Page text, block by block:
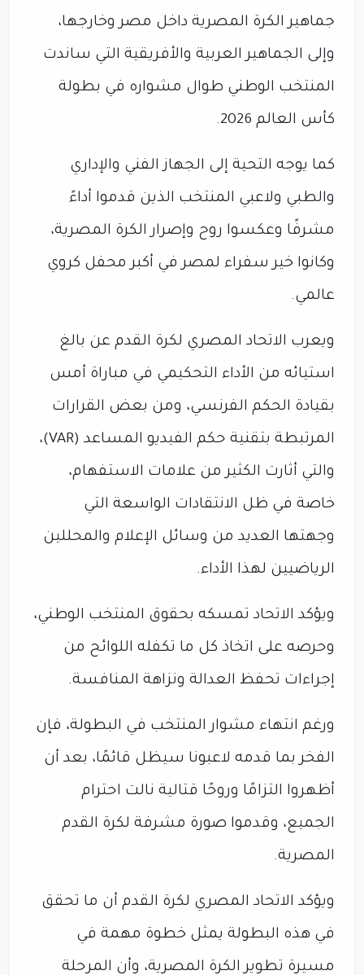
جماهير الكرة المصرية داخل مصر وخارجها،
وإلى الجماهير العربية والأفريقية التي ساندت
المنتخب الوطني طوال مشواره في بطولة
كأس العالم 2026.
كما يوجه التحية إلى الجهاز الفني والإداري
والطبي ولاعبي المنتخب الذين قدموا أداءً
مشرفًا وعكسوا روح وإصرار الكرة المصرية،
وكانوا خير سفراء لمصر في أكبر محفل كروي
عالمي.
ويعرب الاتحاد المصري لكرة القدم عن بالغ
استيائه من الأداء التحكيمي في مباراة أمس
بقيادة الحكم الفرنسي، ومن بعض القرارات
المرتبطة بتقنية حكم الفيديو المساعد (VAR)،
والتي أثارت الكثير من علامات الاستفهام،
خاصة في ظل الانتقادات الواسعة التي
وجهتها العديد من وسائل الإعلام والمحللين
الرياضيين لهذا الأداء.
ويؤكد الاتحاد تمسكه بحقوق المنتخب الوطني،
وحرصه على اتخاذ كل ما تكفله اللوائح من
إجراءات تحفظ العدالة ونزاهة المنافسة.
ورغم انتهاء مشوار المنتخب في البطولة، فإن
الفخر بما قدمه لاعبونا سيظل قائمًا، بعد أن
أظهروا التزامًا وروحًا قتالية نالت احترام
الجميع، وقدموا صورة مشرفة لكرة القدم
المصرية.
ويؤكد الاتحاد المصري لكرة القدم أن ما تحقق
في هذه البطولة يمثل خطوة مهمة في
مسيرة تطوير الكرة المصرية، وأن المرحلة